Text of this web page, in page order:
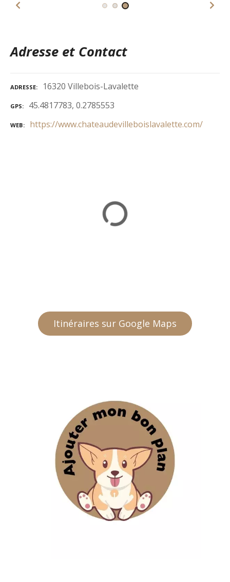
Adresse et Contact
ADRESSE 16320 Villebois-Lavalette
GPS 45.4817783, 0.2785553
WEB https://www.chateaudevilleboislavalette.com/
Itinéraires sur Google Maps